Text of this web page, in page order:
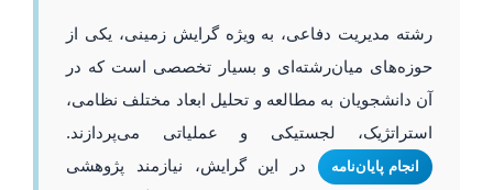
رشته مدیریت دفاعی، به ویژه گرایش زمینی، یکی از
حوزه‌های میان‌رشته‌ای و بسیار تخصصی است که در
آن دانشجویان به مطالعه و تحلیل ابعاد مختلف نظامی،
استراتژیک، لجستیکی و عملیاتی می‌پردازند.
انجام پایان‌نامه
در این گرایش، نیازمند پژوهشی